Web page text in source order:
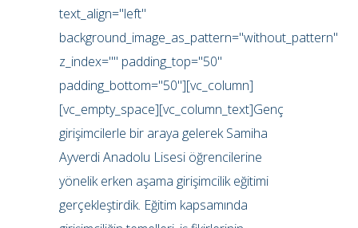
text_align="left"
background_image_as_pattern="without_pattern"
z_index="" padding_top="50"
padding_bottom="50"][vc_column]
[vc_empty_space][vc_column_text]Genç
girişimcilerle bir araya gelerek Samiha
Ayverdi Anadolu Lisesi öğrencilerine
yönelik erken aşama girişimcilik eğitimi
gerçekleştirdik. Eğitim kapsamında